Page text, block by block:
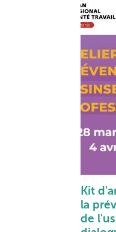
Kit
la
de